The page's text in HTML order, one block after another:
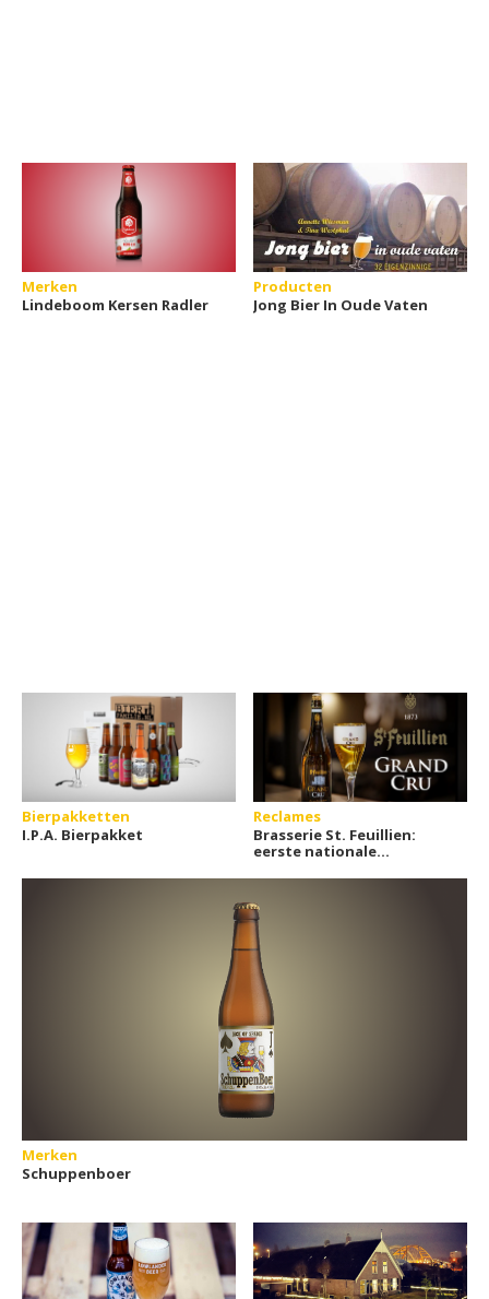
Merken
Lindeboom Kersen Radler
Producten
Jong Bier In Oude Vaten
Bierpakketten
I.P.A. Bierpakket
Reclames
Brasserie St. Feuillien:
eerste nationale
Merken
Schuppenboer